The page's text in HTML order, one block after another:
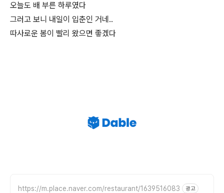
오늘도 배 부른 하루였다
그러고 보니 내일이 입춘인 거네..
따사로운 봄이 빨리 왔으면 좋겠다
https://m.place.naver.com/restaurant/1639516083 광고